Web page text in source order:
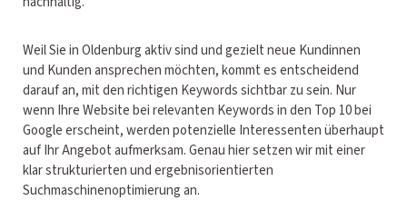
Weil Sie in Oldenburg aktiv sind und gezielt neue Kundinnen
und Kunden ansprechen möchten, kommt es entscheidend
darauf an, mit den richtigen Keywords sichtbar zu sein. Nur
wenn Ihre Website bei relevanten Keywords in den Top 10 bei
Google erscheint, werden potenzielle Interessenten überhaupt
auf Ihr Angebot aufmerksam. Genau hier setzen wir mit einer
klar strukturierten und ergebnisorientierten
Suchmaschinenoptimierung an.